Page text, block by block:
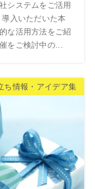
システムをご活用
入いただいた本
な活用方法をご紹
をご検討中の...
ち情報・アイデア集